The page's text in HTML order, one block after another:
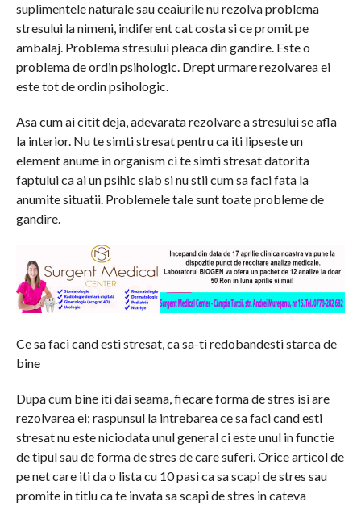
suplimentele naturale sau ceaiurile nu rezolva problema
stresului la nimeni, indiferent cat costa si ce promit pe
ambalaj. Problema stresului pleaca din gandire. Este o
problema de ordin psihologic. Drept urmare rezolvarea ei
este tot de ordin psihologic.
Asa cum ai citit deja, adevarata rezolvare a stresului se afla
la interior. Nu te simti stresat pentru ca iti lipseste un
element anume in organism ci te simti stresat datorita
faptului ca ai un psihic slab si nu stii cum sa faci fata la
anumite situatii. Problemele tale sunt toate probleme de
gandire.
Ce sa faci cand esti stresat, ca sa-ti redobandesti starea de
bine
Dupa cum bine iti dai seama, fiecare forma de stres isi are
rezolvarea ei; raspunsul la intrebarea ce sa faci cand esti
stresat nu este niciodata unul general ci este unul in functie
de tipul sau de forma de stres de care suferi. Orice articol de
pe net care iti da o lista cu 10 pasi ca sa scapi de stres sau
promite in titlu ca te invata sa scapi de stres in cateva